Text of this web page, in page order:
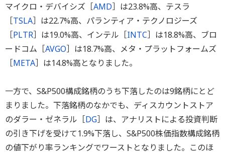
マイクロ・デバイシズ［AMD］は23.8%高、テスラ
［TSLA］は22.7%高、パランティア・テクノロジーズ
［PLTR］は19.0%高、インテル［INTC］は18.8%高、ブロ
ードコム［AVGO］は18.7%高、メタ・プラットフォームズ
［META］は14.8%高となりました。
一方で、S&P500構成銘柄のうち下落したのは9銘柄にとど
まりました。下落銘柄のなかでも、ディスカウントストア
のダラー・ゼネラル［DG］は、アナリストによる投資判断
の引き下げを受けて1.9%下落し、S&P500株価指数構成銘柄
の値下がり率ランキングでワーストとなりました。このほ